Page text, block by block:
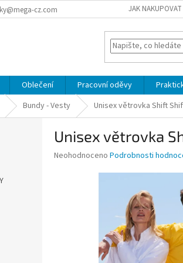
cz.com JAK NAKUPOVAT
Oblečení Pracovní oděvy
Bundy - Vesty Unisex větrovka Shift
Unisex větrovka
Průměrné
Neohodnoceno Podrobnosti